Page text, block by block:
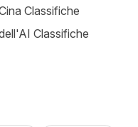
Classifiche
Classifiche